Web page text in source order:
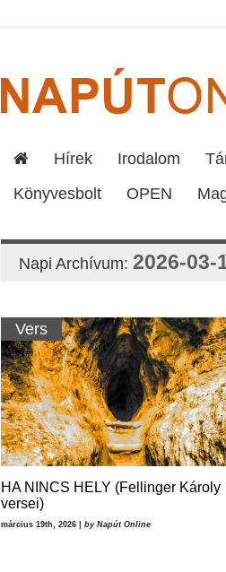
Hírek Irodalom
Könyvesbolt
OPEN
Napi Archívum: 2026-03-
Vers
HA NINCS HELY (Fellinger Károly
versei)
március 19th, 2026 | by Napút Online